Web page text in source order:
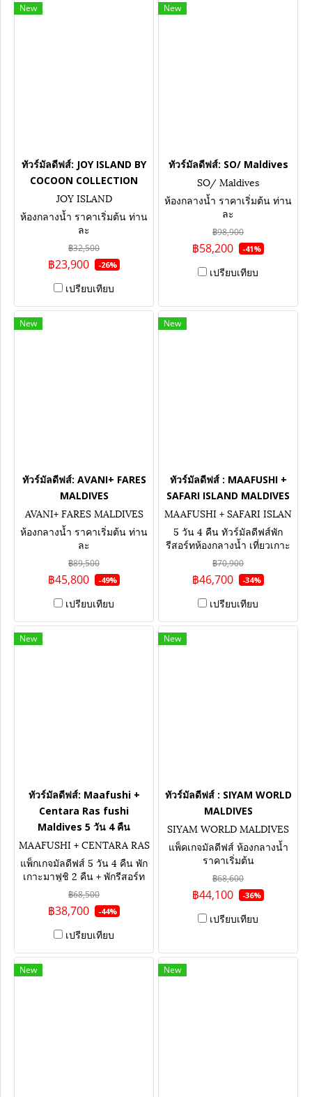
New
ทัวร์มัลดีฟส์: JOY ISLAND BY
COCOON COLLECTION
JOY ISLAND
ห้องกลางน้ำ ราคาเริ่มต้น ท่าน
ละ
฿32,500
฿23,900 -26%
เปรียบเทียบ
New
ทัวร์มัลดีฟส์: SO/ Maldives
SO/ Maldives
ห้องกลางน้ำ ราคาเริ่มต้น ท่าน
ละ
฿98,900
฿58,200 -41%
เปรียบเทียบ
New
ทัวร์มัลดีฟส์: AVANI+ FARES
MALDIVES
AVANI+ FARES MALDIVES
ห้องกลางน้ำ ราคาเริ่มต้น ท่าน
ละ
฿89,500
฿45,800 -49%
เปรียบเทียบ
New
ทัวร์มัลดีฟส์ : MAAFUSHI +
SAFARI ISLAND MALDIVES
MAAFUSHI + SAFARI ISLAN
D MALDIVES
5 วัน 4 คืน ทัวร์มัลดีฟส์พัก
รีสอร์ทห้องกลางน้ำ เที่ยวเกาะ
มาฟูชิ เน้นกิจกรรม ดำน้ำกับ
ฉลาม เที่ยวเกาะท้องถิ่น ล่อง
เรือชมโลมา
฿70,900
฿46,700 -34%
เปรียบเทียบ
New
ทัวร์มัลดีฟส์: Maafushi +
Centara Ras fushi
Maldives 5 วัน 4 คืน
MAAFUSHI + CENTARA RAS
FUSHI MALDIVES
แพ็กเกจมัลดีฟส์ 5 วัน 4 คืน พัก
เกาะมาฟูชิ 2 คืน + พักรีสอร์ท
ห้องกลางน้ำ 2 คืน เน้นกิจกรรม
ดำน้ำกับฉลาม เล่นน้ำกับปลาก
ระเบน เที่ยวเกาะท้องถิ่น ล่อง
เรือชมโลมา
฿68,500
฿38,700 -44%
เปรียบเทียบ
New
ทัวร์มัลดีฟส์ : SIYAM WORLD
MALDIVES
SIYAM WORLD MALDIVES
แพ็คเกจมัลดีฟส์ ห้องกลางน้ำ
ราคาเริ่มต้น
฿68,600
฿44,100 -36%
เปรียบเทียบ
New New